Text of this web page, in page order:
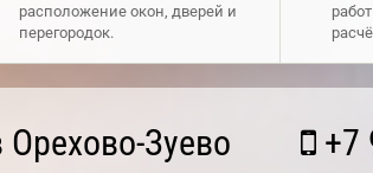
расположение окон, дверей и
перегородок.
Зуево +7